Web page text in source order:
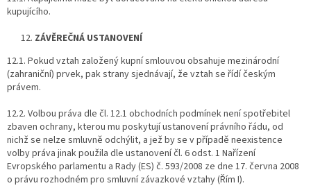
kupujícího.
ZÁVĚREČNÁ USTANOVENÍ
12.1. Pokud vztah založený kupní smlouvou obsahuje mezinárodní
(zahraniční) prvek, pak strany sjednávají, že vztah se řídí českým
právem.
12.2. Volbou práva dle čl. 12.1 obchodních podmínek není spotřebitel
zbaven ochrany, kterou mu poskytují ustanovení právního řádu, od
nichž se nelze smluvně odchýlit, a jež by se v případě neexistence
volby práva jinak použila dle ustanovení čl. 6 odst. 1 Nařízení
Evropského parlamentu a Rady (ES) č. 593/2008 ze dne 17. června 2008
o právu rozhodném pro smluvní závazkové vztahy (Řím I).